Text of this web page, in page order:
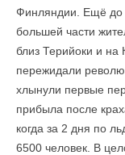
Финляндии. Ещё до
большей части
близ Терийоки и
пережидали
хлынули первые
прибыла после
когда за 2 дня по
6500 человек. В